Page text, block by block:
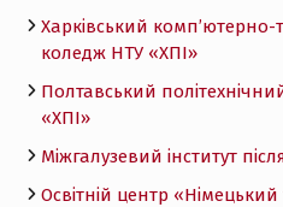
Харківський
коледж НТУ «ХПI»
Полтавський
«ХПI»
Міжгалузевий інститут
Освітній центр